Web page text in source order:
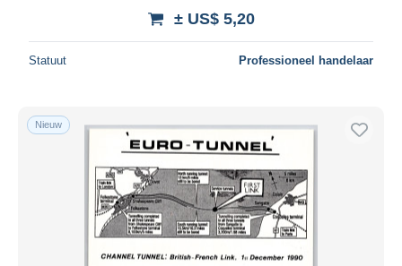
± US$ 5,20
Statuut Professioneel handelaar
Nieuw